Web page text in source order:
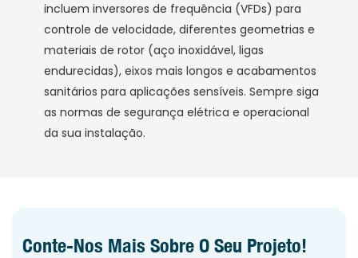
incluem inversores de frequência (VFDs) para
controle de velocidade, diferentes geometrias e
materiais de rotor (aço inoxidável, ligas
endurecidas), eixos mais longos e acabamentos
sanitários para aplicações sensíveis. Sempre siga
as normas de segurança elétrica e operacional
da sua instalação.
Conte-Nos Mais Sobre O Seu Projeto!